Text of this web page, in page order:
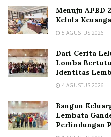
Menuju APBD
Kelola
5 AGUSTUS 2026
Dari Cerita
Lomba
Identitas
4 AGUSTUS 2026
Bangun
Lembata
Perlindungan